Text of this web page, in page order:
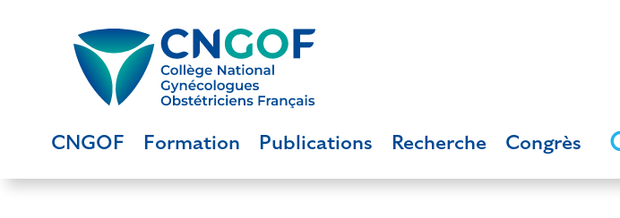
CNGOF Formation Publications Recherche Congrès